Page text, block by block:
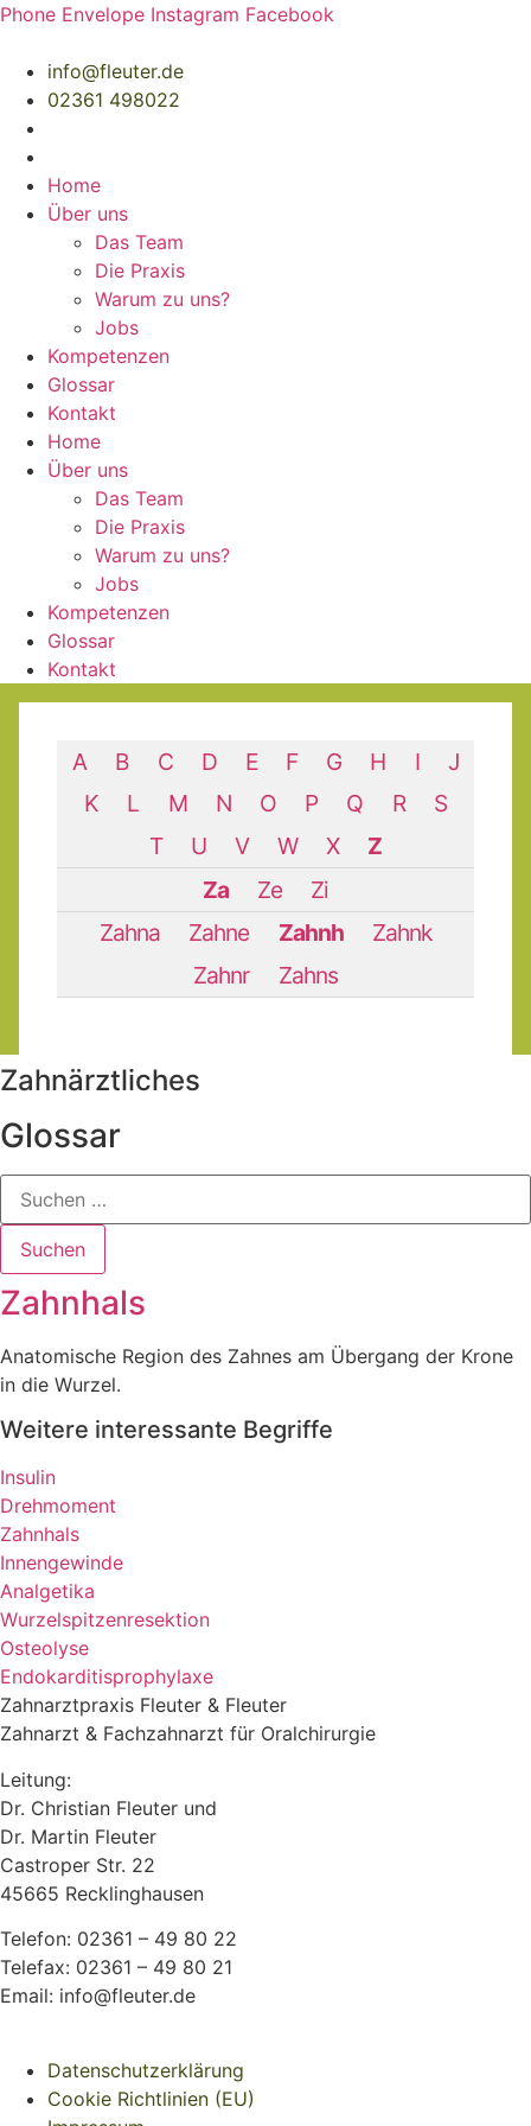
Zum
springen
Phone Envelope Instagram Facebook
info@fleuter.de
02361 498022
Home
Über uns
Das Team
Die Praxis
Warum zu uns?
Jobs
Kompetenzen
Glossar
Kontakt
Home
Über uns
Das Team
Die Praxis
Warum zu uns?
Jobs
Kompetenzen
Glossar
Kontakt
A B C D E F G H I
J
K
L M N O P Q R
S
T
U V W X
Z
Za
Ze
Zi
Zahna
Zahne Zahnh
Zahnk
Zahnr
Zahns
Zahn­ärztliches
Glossar
Suchen
Suchen
Zahnhals
Anatomische Region des Zahnes am Übergang der Krone
in die Wurzel.
Weitere interessante Begriffe
Insulin
Drehmoment
Zahnhals
Innengewinde
Analgetika
Wurzelspitzenresektion
Osteolyse
Endokarditisprophylaxe
Zahnarztpraxis Fleuter & Fleuter
Zahnarzt & Fachzahnarzt für Oralchirurgie
Leitung:
Dr. Christian Fleuter und
Dr. Martin Fleuter
Castroper Str. 22
45665 Recklinghausen
Telefon: 02361 – 49 80 22
Telefax: 02361 – 49 80 21
Email: info@fleuter.de
Datenschutzerklärung
Cookie Richtlinien (EU)